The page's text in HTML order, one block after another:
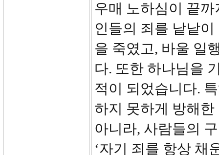
우매 노하심이 끝
인들의 죄를 낱낱
을 죽였고, 바울 일
다. 또한 하나님을
적이 되었습니다.
하지 못하게 방해
아니라, 사람들의
‘자기 죄를 항상 채